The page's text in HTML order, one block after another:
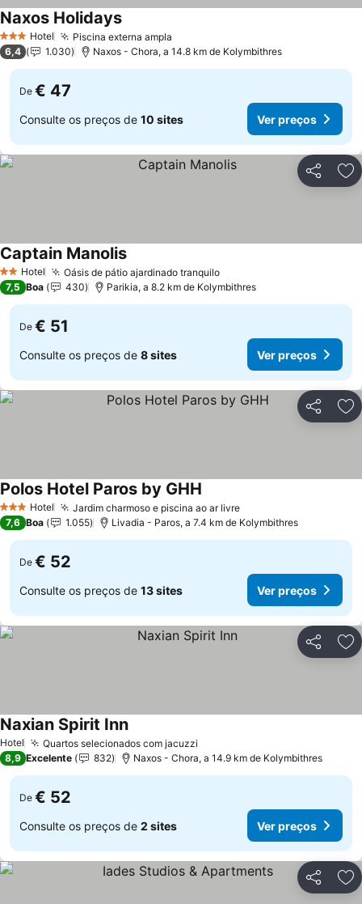
3 EstrelasHotel Piscina externa ampla
Naxos Holidays
6,4 1.030 Naxos - Chora, a 14.8 km de Kolymbithres
De € 47
Consulte os preços de 10 sites Ver preços
Partilhar
2 Estrelas
Hotel Oásis de pátio ajardinado tranquilo
Captain Manolis
7,5 Boa 430 Parikia, a 8.2 km de Kolymbithres
De € 51
Consulte os preços de 8 sites Ver preços
Partilhar
3 EstrelasHotel Jardim charmoso e piscina ao ar livre
Polos Hotel Paros by GHH
7,6 Boa 1.055 Livadia - Paros, a 7.4 km de Kolymbithres
De € 52
Consulte os preços de 13 sites Ver preços
Partilhar
Hotel Quartos selecionados com jacuzzi
Naxian Spirit Inn
8,9 Excelente 832 Naxos - Chora, a 14.9 km de Kolymbithres
De € 52
Consulte os preços de 2 sites Ver preços
Partilhar